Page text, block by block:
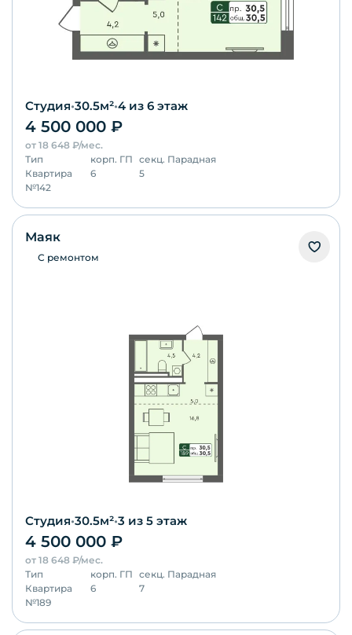
Студия•30.5м²•4 из 6 этаж
4 500 000 ₽
от 18 648 ₽/мес.
Тип
Квартира
корп. ГП
6
секц. Парадная
5
№142
Маяк
С ремонтом
Студия•30.5м²•3 из 5 этаж
4 500 000 ₽
от 18 648 ₽/мес.
Тип
Квартира
корп. ГП
6
секц. Парадная
7
№189